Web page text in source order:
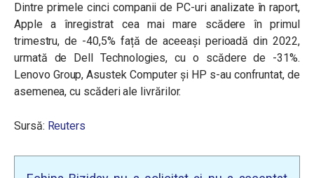
Dintre primele cinci companii de PC-uri analizate în raport,
Apple a înregistrat cea mai mare scădere în primul
trimestru, de -40,5% față de aceeași perioadă din 2022,
urmată de Dell Technologies, cu o scădere de -31%.
Lenovo Group, Asustek Computer și HP s-au confruntat, de
asemenea, cu scăderi ale livrărilor.
Sursă: Reuters